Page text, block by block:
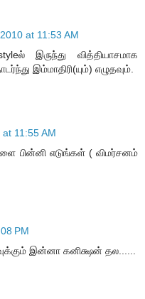
at 11:53 AM
இருந்து வித்தியாசமாக
இம்மாதிரி(யும்) எழுதவும்.
11:55 AM
பின்னி எடுங்கள் ( விமர்சனம்
PM
இன்னா கனிக்ஷன் தல......